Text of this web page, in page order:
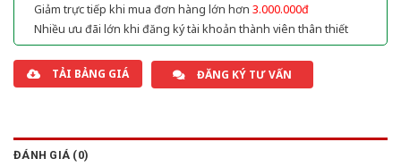
Giảm trực tiếp khi mua đơn hàng lớn hơn 3.000.000đ
Nhiều ưu đãi lớn khi đăng ký tài khoản thành viên thân thiết
TẢI BẢNG GIÁ ĐĂNG KÝ TƯ VẤN
ĐÁNH GIÁ (0)